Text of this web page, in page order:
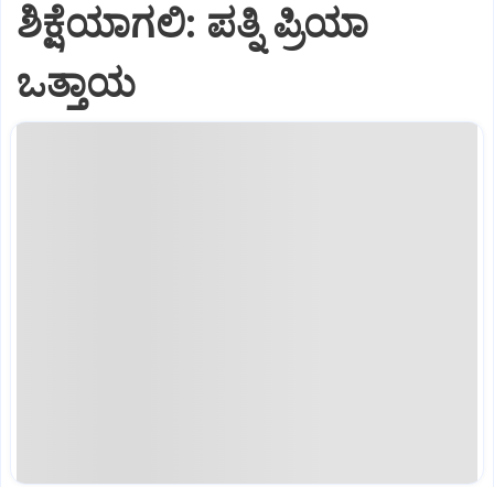
ಶಿಕ್ಷೆಯಾಗಲಿ: ಪತ್ನಿ ಪ್ರಿಯಾ
ಒತ್ತಾಯ